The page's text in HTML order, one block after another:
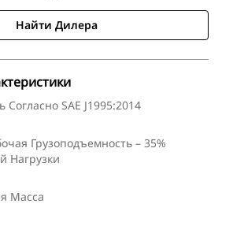
Найти Дилера
SAE J1995:2014
Грузоподъемность – 35%
Нагрузки
Масса